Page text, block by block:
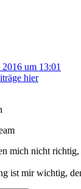
um 13:01
hier
mich nicht
ist mir wichtig,